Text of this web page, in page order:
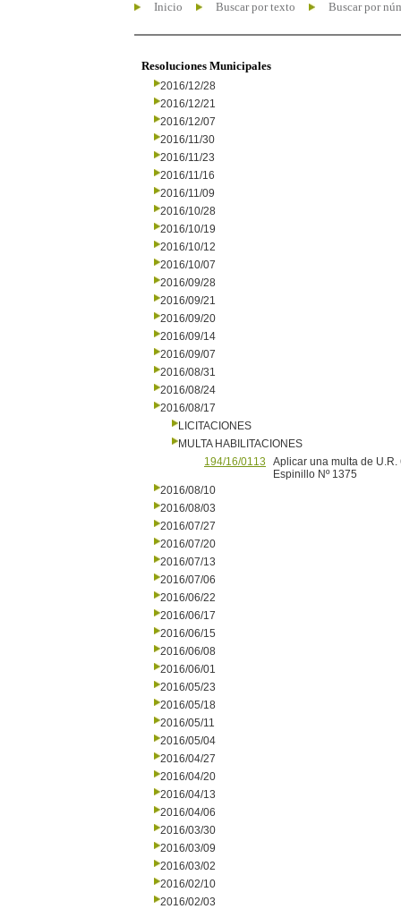
Inicio Buscar por texto Buscar por
Resoluciones Municipales
2016/12/28
2016/12/21
2016/12/07
2016/11/30
2016/11/23
2016/11/16
2016/11/09
2016/10/28
2016/10/19
2016/10/12
2016/10/07
2016/09/28
2016/09/21
2016/09/20
2016/09/14
2016/09/07
2016/08/31
2016/08/24
2016/08/17
LICITACIONES
MULTA HABILITACIONES
194/16/0113
Aplicar una multa de U.R.
Espinillo Nº 1375
2016/08/10
2016/08/03
2016/07/27
2016/07/20
2016/07/13
2016/07/06
2016/06/22
2016/06/17
2016/06/15
2016/06/08
2016/06/01
2016/05/23
2016/05/18
2016/05/11
2016/05/04
2016/04/27
2016/04/20
2016/04/13
2016/04/06
2016/03/30
2016/03/09
2016/03/02
2016/02/10
2016/02/03